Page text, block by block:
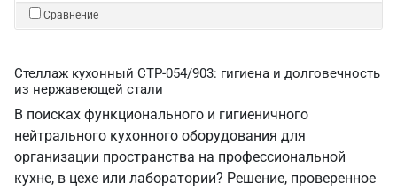
Сравнение
Стеллаж кухонный СТР-054/903: гигиена и долговечность
из нержавеющей стали
В поисках функционального и гигиеничного
нейтрального кухонного оборудования для
организации пространства на профессиональной
кухне, в цехе или лаборатории? Решение, проверенное